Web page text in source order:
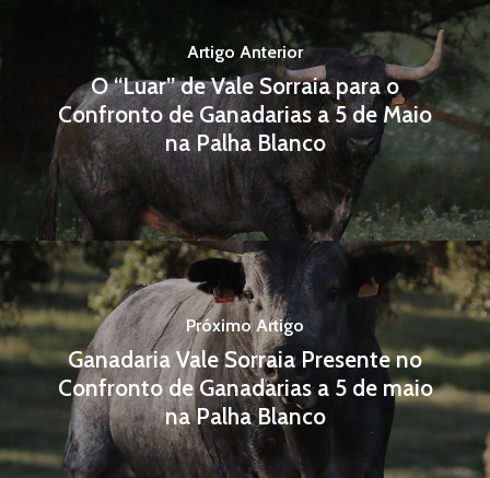
Artigo Anterior
O “Luar” de Vale Sorraia para o
Confronto de Ganadarias a 5 de Maio
na Palha Blanco
Próximo Artigo
Ganadaria Vale Sorraia Presente no
Confronto de Ganadarias a 5 de maio
na Palha Blanco
Vila Franca de Xira
Moita do Ribatejo
Apoderamentos
João Ribeiro Telles
Tristão Ribeiro Telles
Notícias
Multimédia
Bilheteira
Clube Tauroleve
Sobre a Tauroleve
T: –
E: –